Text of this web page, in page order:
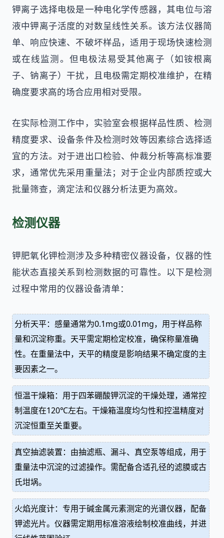
钾离子选择电极是一种电化学传感器，其电位与溶
液中钾离子活度的对数呈线性关系。该方法仪器简
单、响应快速、不破坏样品，适用于现场快速检测
或在线监测。但电极法易受其他离子（如铵根离
子、钠离子）干扰，且电极需定期校准维护，在精
确度要求高的场合应用相对受限。
在实际检测工作中，实验室会根据样品性质、检测
精度要求、设备条件及检测时效等因素综合选择适
宜的方法。对于进出口检验、仲裁分析等高标准要
求，通常优先采用重量法；对于企业内部质控或大
批量筛查，滴定法和仪器分析法更为高效。
检测仪器
钾肥氧化钾检测涉及多种精密仪器设备，仪器的性
能状态直接关系到检测数据的可靠性。以下是检测
过程中常用的仪器设备清单：
分析天平：感量通常为0.1mg或0.01mg，用于样品称
量和沉淀称重。天平需定期检定校准，确保称量准确
性。在重量法中，天平的精度是影响结果不确定度的主
要因素之一。
恒温干燥箱：用于四苯硼酸钾沉淀的干燥处理，通常控
制温度在120℃左右。干燥箱温度均匀性和控温精度对
沉淀恒重至关重要。
真空抽滤装置：由抽滤瓶、漏斗、真空泵等组成，用于
重量法中沉淀的过滤操作。需配备合适孔径的滤膜或古
氏坩埚。
火焰光度计：专用于碱金属元素测定的光谱仪器，配备
钾滤光片。仪器需定期用标准溶液绘制校准曲线，并进